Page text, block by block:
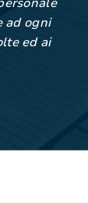
ad ogni
ed ai